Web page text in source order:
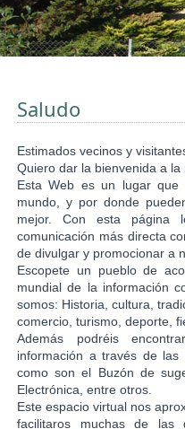
Saludo
Estimados vecinos y
Quiero dar la bienvenida a
Esta Web es un lugar
mundo, y por donde
mejor. Con esta página
comunicación más directa
de divulgar y promocionar a
Escopete un pueblo de
mundial de la información
somos: Historia, cultura,
comercio, turismo, deporte,
Además podréis
información a través de
como son el Buzón de
Electrónica, entre otros.
Este espacio virtual nos
facilitaros muchas de